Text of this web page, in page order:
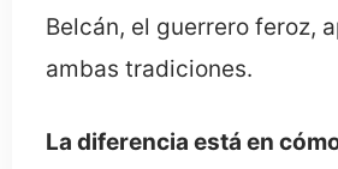
Belcán, el guerrero feroz,
ambas tradiciones.
La diferencia está en